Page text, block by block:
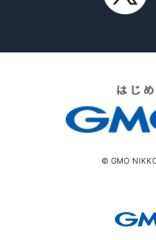
© GMO